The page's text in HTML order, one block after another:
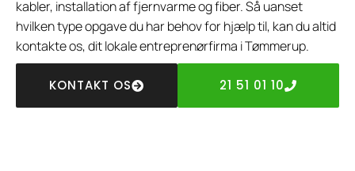
kabler, installation af fjernvarme og fiber. Så uanset
hvilken type opgave du har behov for hjælp til, kan du altid
kontakte os, dit lokale entreprenørfirma i Tømmerup.
KONTAKT OS 21 51 01 10